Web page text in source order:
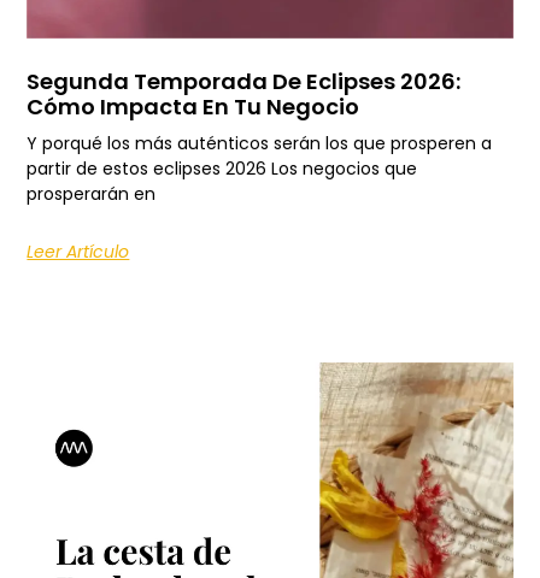
Segunda Temporada De Eclipses 2026:
Cómo Impacta En Tu Negocio
Y porqué los más auténticos serán los que prosperen a
partir de estos eclipses 2026 Los negocios que
prosperarán en
Leer Artículo